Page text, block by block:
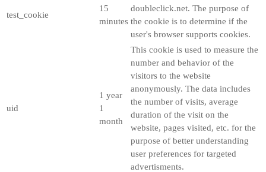
test_cookie
15
minutes
doubleclick.net. The purpose of
the cookie is to determine if the
user's browser supports cookies.
uid
1 year
1
month
This cookie is used to measure the
number and behavior of the
visitors to the website
anonymously. The data includes
the number of visits, average
duration of the visit on the
website, pages visited, etc. for the
purpose of better understanding
user preferences for targeted
advertisments.